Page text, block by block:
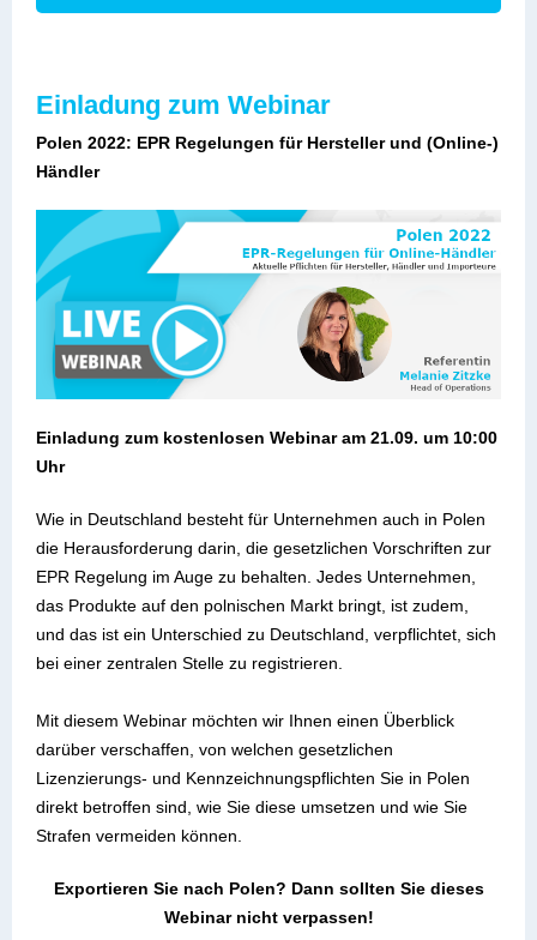
Einladung zum Webinar
Polen 2022: EPR Regelungen für Hersteller und (Online-)
Händler
Einladung zum kostenlosen Webinar am 21.09. um 10:00
Uhr
Wie in Deutschland besteht für Unternehmen auch in Polen
die Herausforderung darin, die gesetzlichen Vorschriften zur
EPR Regelung im Auge zu behalten. Jedes Unternehmen,
das Produkte auf den polnischen Markt bringt, ist zudem,
und das ist ein Unterschied zu Deutschland, verpflichtet, sich
bei einer zentralen Stelle zu registrieren.
Mit diesem Webinar möchten wir Ihnen einen Überblick
darüber verschaffen, von welchen gesetzlichen
Lizenzierungs- und Kennzeichnungspflichten Sie in Polen
direkt betroffen sind, wie Sie diese umsetzen und wie Sie
Strafen vermeiden können.
Exportieren Sie nach Polen? Dann sollten Sie dieses
Webinar nicht verpassen!